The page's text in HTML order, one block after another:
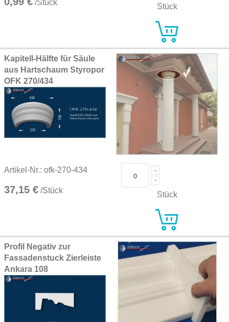
/Stück Stück
Kapitell-Hälfte für Säule
aus Hartschaum Styropor
OFK 270/434
Artikel-Nr.: ofk-270-434
37,15 € /Stück Stück
Profil Negativ zur
Fassadenstuck Zierleiste
Ankara 108